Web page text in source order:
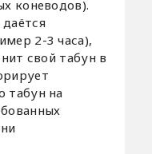
коневодов).
2-3 часа),
свой табун в
табун на